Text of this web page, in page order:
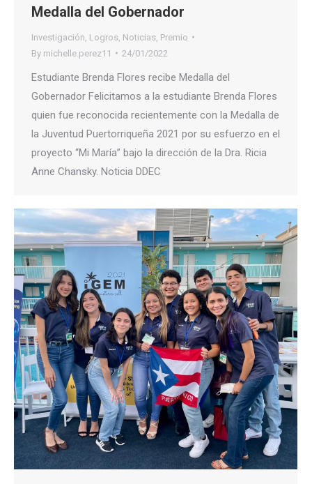
Medalla del Gobernador
Investigación Logros Noticias Premio
By michelle.perez11 24/01/2022
Estudiante Brenda Flores recibe Medalla del
Gobernador Felicitamos a la estudiante Brenda Flores
quien fue reconocida recientemente con la Medalla de
la Juventud Puertorriqueña 2021 por su esfuerzo en el
proyecto “Mi María” bajo la dirección de la Dra. Ricia
Anne Chansky. Noticia DDEC